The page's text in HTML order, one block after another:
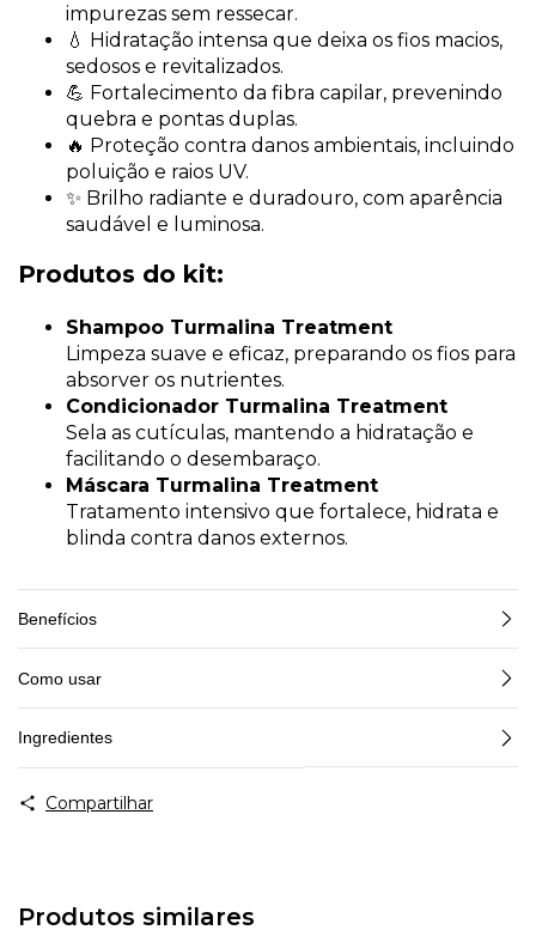
impurezas sem ressecar.
💧 Hidratação intensa que deixa os fios macios,
sedosos e revitalizados.
💪 Fortalecimento da fibra capilar, prevenindo
quebra e pontas duplas.
🔥 Proteção contra danos ambientais, incluindo
poluição e raios UV.
✨ Brilho radiante e duradouro, com aparência
saudável e luminosa.
Produtos do kit:
Shampoo Turmalina Treatment
Limpeza suave e eficaz, preparando os fios para
absorver os nutrientes.
Condicionador Turmalina Treatment
Sela as cutículas, mantendo a hidratação e
facilitando o desembaraço.
Máscara Turmalina Treatment
Tratamento intensivo que fortalece, hidrata e
blinda contra danos externos.
Benefícios
Como usar
Ingredientes
Compartilhar
Produtos similares